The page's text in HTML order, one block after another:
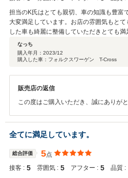
担当のK氏はとても親切、車の知識も豊富
大変満足しています。お店の雰囲気もと
した車も綺麗に整備していただきとても満
なっち
購入年月： 2023/12
購入した車：フォルクスワーゲン T-Cross
販売店の返信
この度はご購入いただき、誠にありが
しく思います。数多くの販売店の中か
央を選んでいただき本当にありがとう
お願い致します。
全てに満足しています。
総合評価 5点
接客 : 5 雰囲気 : 5 アフター : 5 品質 :